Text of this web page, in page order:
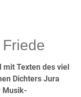
mit Texten des viel
Dichters Jura
Musik-